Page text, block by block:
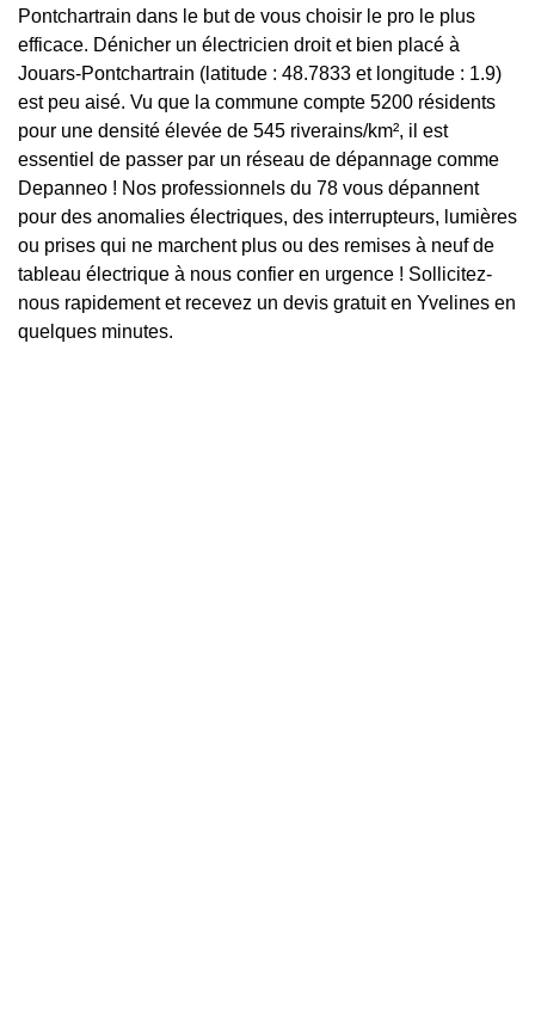
Pontchartrain dans le but de vous choisir le pro le plus
efficace. Dénicher un électricien droit et bien placé à
Jouars-Pontchartrain (latitude : 48.7833 et longitude : 1.9)
est peu aisé. Vu que la commune compte 5200 résidents
pour une densité élevée de 545 riverains/km², il est
essentiel de passer par un réseau de dépannage comme
Depanneo ! Nos professionnels du 78 vous dépannent
pour des anomalies électriques, des interrupteurs, lumières
ou prises qui ne marchent plus ou des remises à neuf de
tableau électrique à nous confier en urgence ! Sollicitez-
nous rapidement et recevez un devis gratuit en Yvelines en
quelques minutes.